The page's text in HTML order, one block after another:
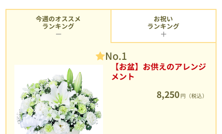
今週のオススメ
ランキング
No.1
【お盆】お供えのアレンジ
メント
8,250 円（税込）
お祝い
ランキング